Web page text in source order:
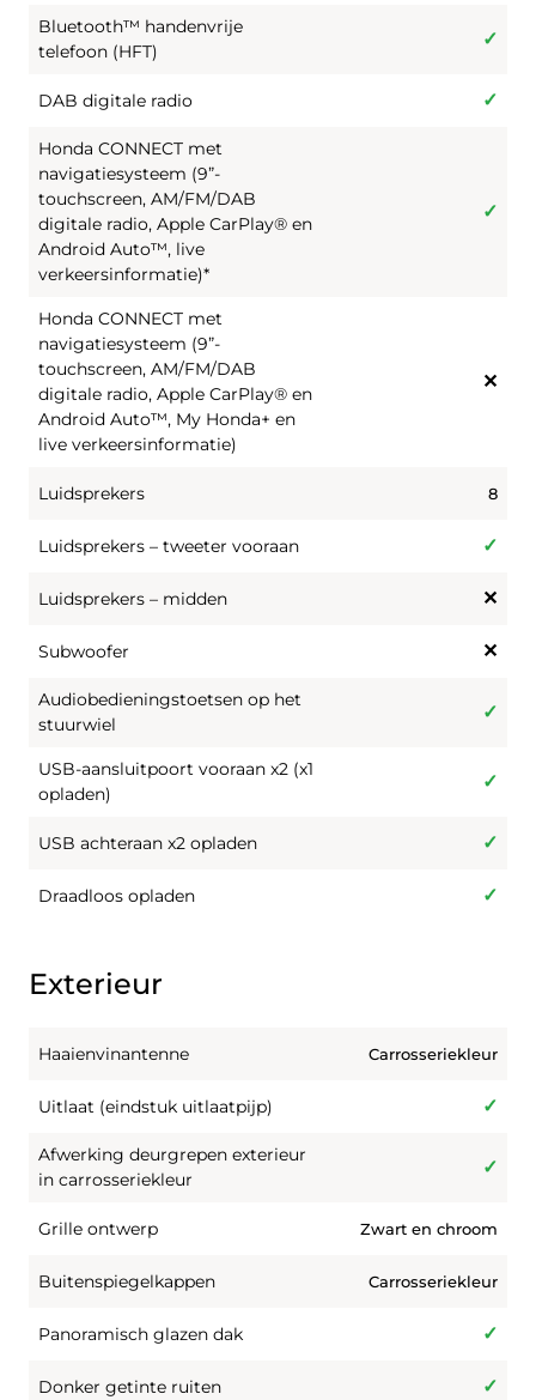
Bluetooth™ handenvrije
telefoon (HFT)
DAB digitale radio
Honda CONNECT met
navigatiesysteem (9”-
touchscreen, AM/FM/DAB
digitale radio, Apple CarPlay® en
Android Auto™, live
verkeersinformatie)*
Honda CONNECT met
navigatiesysteem (9”-
touchscreen, AM/FM/DAB
digitale radio, Apple CarPlay® en
Android Auto™, My Honda+ en
live verkeersinformatie)
Luidsprekers 8
Luidsprekers – tweeter vooraan
Luidsprekers – midden
Subwoofer
Audiobedieningstoetsen op het
stuurwiel
USB-aansluitpoort vooraan x2 (x1
opladen)
USB achteraan x2 opladen
Draadloos opladen
Exterieur
Haaienvinantenne Carrosseriekleur
Uitlaat (eindstuk uitlaatpijp)
Afwerking deurgrepen exterieur
in carrosseriekleur
Grille ontwerp Zwart en chroom
Buitenspiegelkappen Carrosseriekleur
Panoramisch glazen dak
Donker getinte ruiten